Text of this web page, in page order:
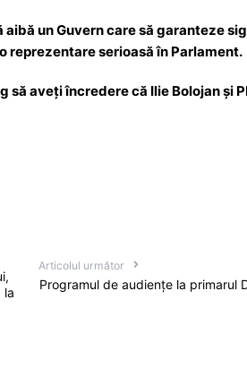
un Guvern care să garanteze
reprezentare serioasă în Parlament.
aveți încredere că Ilie Bolojan și
la
Articolul următor
Programul de audiențe la primarul